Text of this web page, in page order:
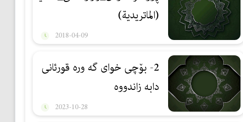
(الماتریدیة)
2018-04-09
2- بۆچی خوای گه وره قورئانی
دابه زاندووه
2023-10-28